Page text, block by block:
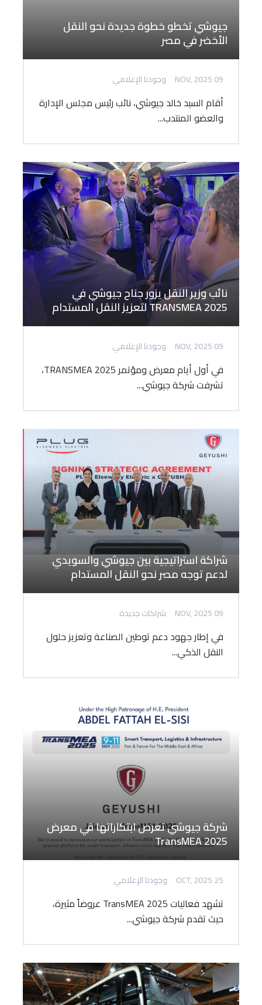
جيوشي تخطو خطوة جديدة نحو النقل
الأخضر في مصر
09 NOV, 2025 وجودنا الإعلامي
أقام السيد خالد جيوشي، نائب رئيس مجلس الإدارة
والعضو المنتدب...
نائب وزير النقل يزور جناح جيوشي في
TRANSMEA 2025 لتعزيز النقل المستدام
09 NOV, 2025 وجودنا الإعلامي
في أول أيام معرض ومؤتمر TRANSMEA 2025،
تشرفت شركة جيوشي...
شراكة استراتيجية بين جيوشي والسويدي
لدعم توجه مصر نحو النقل المستدام
09 NOV, 2025 شراكات جديدة
في إطار جهود دعم توطين الصناعة وتعزيز حلول
النقل الذكي...
شركة جيوشي تعرض ابتكاراتها في معرض
TransMEA 2025
25 OCT, 2025 وجودنا الإعلامي
تشهد فعاليات TransMEA 2025 عروضاً مثيرة،
حيث تقدم شركة جيوشي...